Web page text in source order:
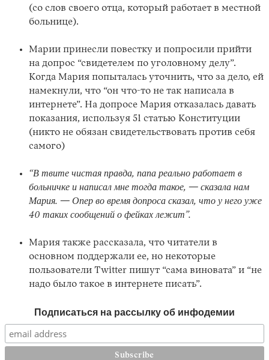
(со слов своего отца, который работает в местной
больнице).
Марии принесли повестку и попросили прийти
на допрос “свидетелем по уголовному делу”.
Когда Мария попыталась уточнить, что за дело, ей
намекнули, что “он что-то не так написала в
интернете”. На допросе Мария отказалась давать
показания, используя 51 статью Конституции
(никто не обязан свидетельствовать против себя
самого)
“В твите чистая правда, папа реально работает в
больничке и написал мне тогда такое, — сказала нам
Мария. — Опер во время допроса сказал, что у него уже
40 таких сообщений о фейках лежит”.
Мария также рассказала, что читатели в
основном поддержали ее, но некоторые
пользователи Twitter пишут “сама виновата” и “не
надо было такое в интернете писать”.
Подписаться на рассылку об инфодемии